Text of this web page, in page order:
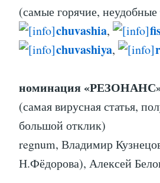
(самые горячие,
chuvashia,
chuvashiya,
номинация
(самая вирусная статья,
большой отклик)
regnum, Владимир
Н.Фёдорова), Алексей